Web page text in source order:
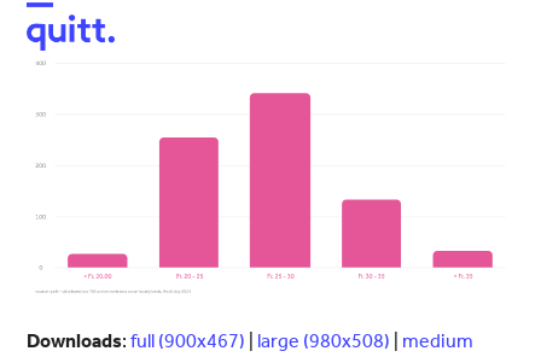
Open
mobile
Close
mobile
Downloads:full (900x467) large (980x508)
medium